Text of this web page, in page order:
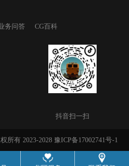
务问答 CG百科
抖音扫一扫
所有 2023-2028 豫ICP备17002741号-1